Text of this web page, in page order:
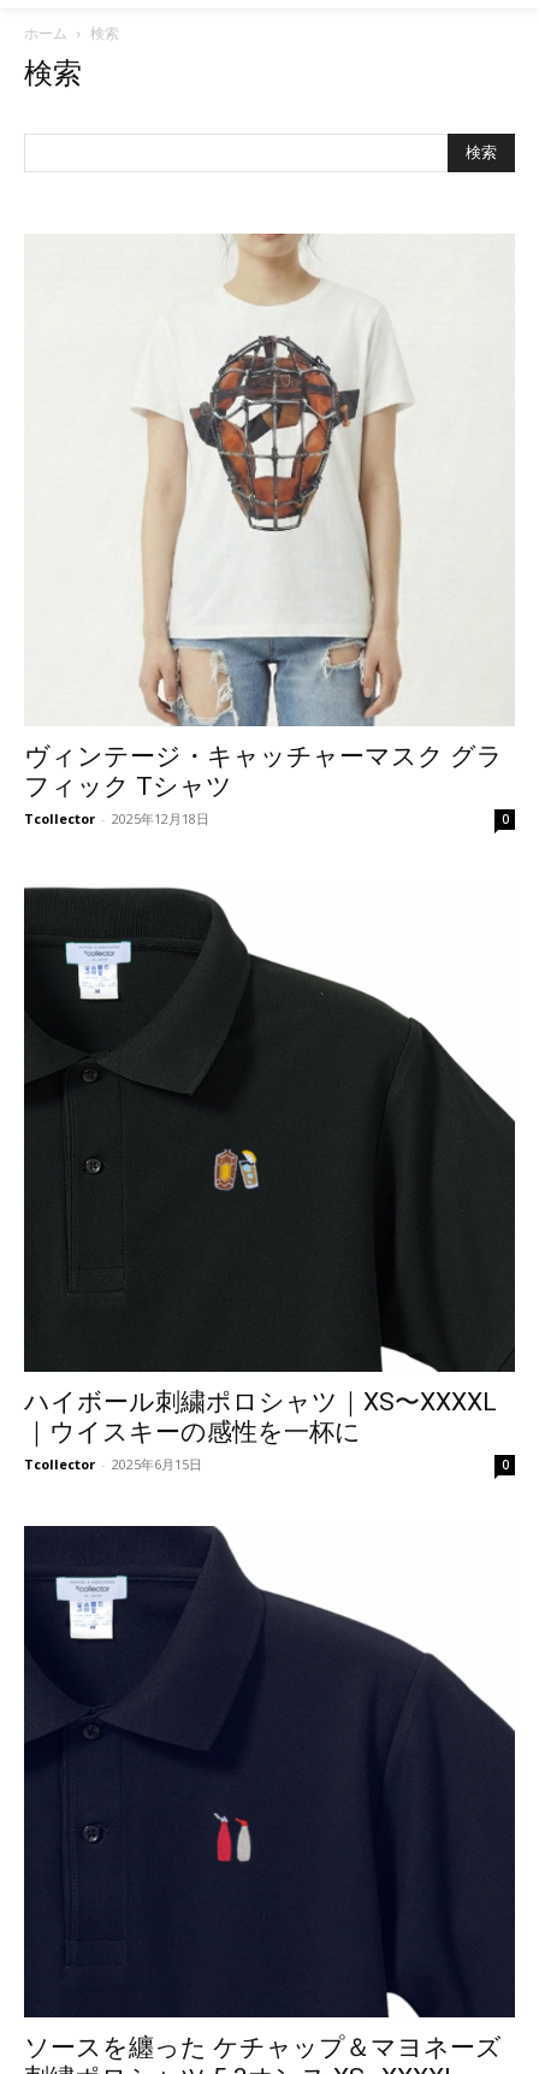
ホーム 検索
検索
ヴィンテージ・キャッチャーマスク グラ
フィック Tシャツ
Tcollector - 2025年12月18日 0
ハイボール刺繍ポロシャツ｜XS〜XXXXL
｜ウイスキーの感性を一杯に
Tcollector - 2025年6月15日 0
ソースを纏った ケチャップ＆マヨネーズ